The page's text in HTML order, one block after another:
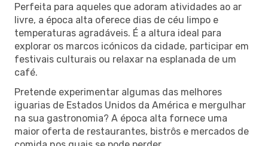
Perfeita para aqueles que adoram atividades ao ar
livre, a época alta oferece dias de céu limpo e
temperaturas agradáveis. É a altura ideal para
explorar os marcos icónicos da cidade, participar em
festivais culturais ou relaxar na esplanada de um
café.
Pretende experimentar algumas das melhores
iguarias de Estados Unidos da América e mergulhar
na sua gastronomia? A época alta fornece uma
maior oferta de restaurantes, bistrôs e mercados de